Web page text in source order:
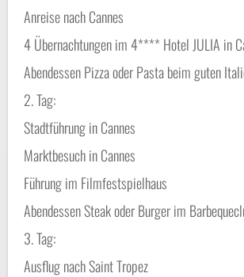
Anreise nach Cannes
4 Übernachtungen im 4**** Hotel JULIA in
Abendessen Pizza oder Pasta beim guten
2. Tag:
Stadtführung in Cannes
Marktbesuch in Cannes
Führung im Filmfestspielhaus
Abendessen Steak oder Burger im
3. Tag:
Ausflug nach Saint Tropez